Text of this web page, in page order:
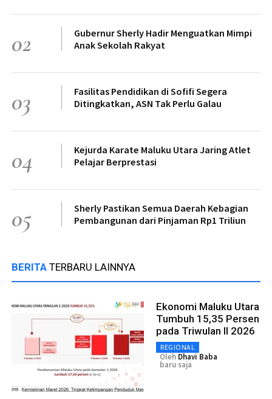
02
Gubernur Sherly Hadir Menguatkan Mimpi
Anak Sekolah Rakyat
03
Fasilitas Pendidikan di Sofifi Segera
Ditingkatkan, ASN Tak Perlu Galau
04
Kejurda Karate Maluku Utara Jaring Atlet
Pelajar Berprestasi
05
Sherly Pastikan Semua Daerah Kebagian
Pembangunan dari Pinjaman Rp1 Triliun
BERITA TERBARU LAINNYA
Ekonomi Maluku Utara
Tumbuh 15,35 Persen
pada Triwulan II 2026
REGIONAL
Oleh Dhavi Baba
baru saja